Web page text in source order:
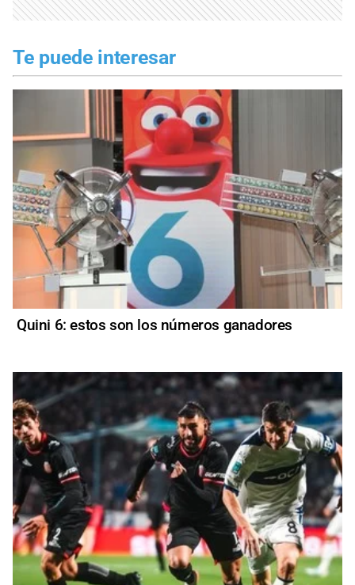
Te puede interesar
Quini 6: estos son los números ganadores